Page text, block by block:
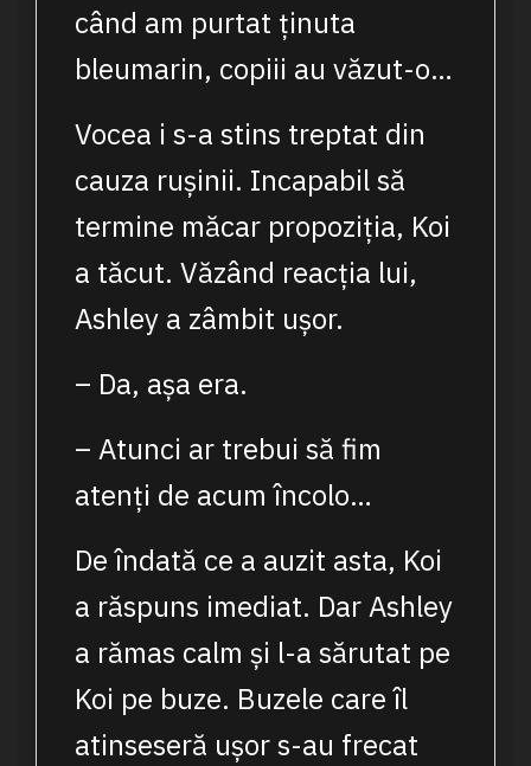
când am purtat ținuta
bleumarin, copiii au văzut-o…
Vocea i s-a stins treptat din
cauza rușinii. Incapabil să
termine măcar propoziția, Koi
a tăcut. Văzând reacția lui,
Ashley a zâmbit ușor.
– Da, așa era.
– Atunci ar trebui să fim
atenți de acum încolo…
De îndată ce a auzit asta, Koi
a răspuns imediat. Dar Ashley
a rămas calm și l-a sărutat pe
Koi pe buze. Buzele care îl
atinseseră ușor s-au frecat